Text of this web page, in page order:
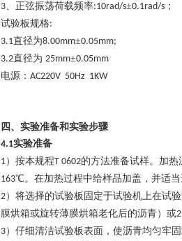
3、正弦振荡荷载频率:10rad/s±0.1rad/s ；
试验板规格:
3.1直径为8.00mm±0.05mm;
3.2直径为 25mm±0.05mm
电源： AC220V 50Hz 1KW
四、实验准备和实验步骤
4.1实验准备
1）按本规程T 0602的方法准备试样。加
163℃。在加热过程中给样品加盖，并适当
2）将选择的试验板固定于试验机上在试
膜烘箱或旋转薄膜烘箱老化后的沥青）或
3）仔细清洁试验板表面，使沥青均匀牢